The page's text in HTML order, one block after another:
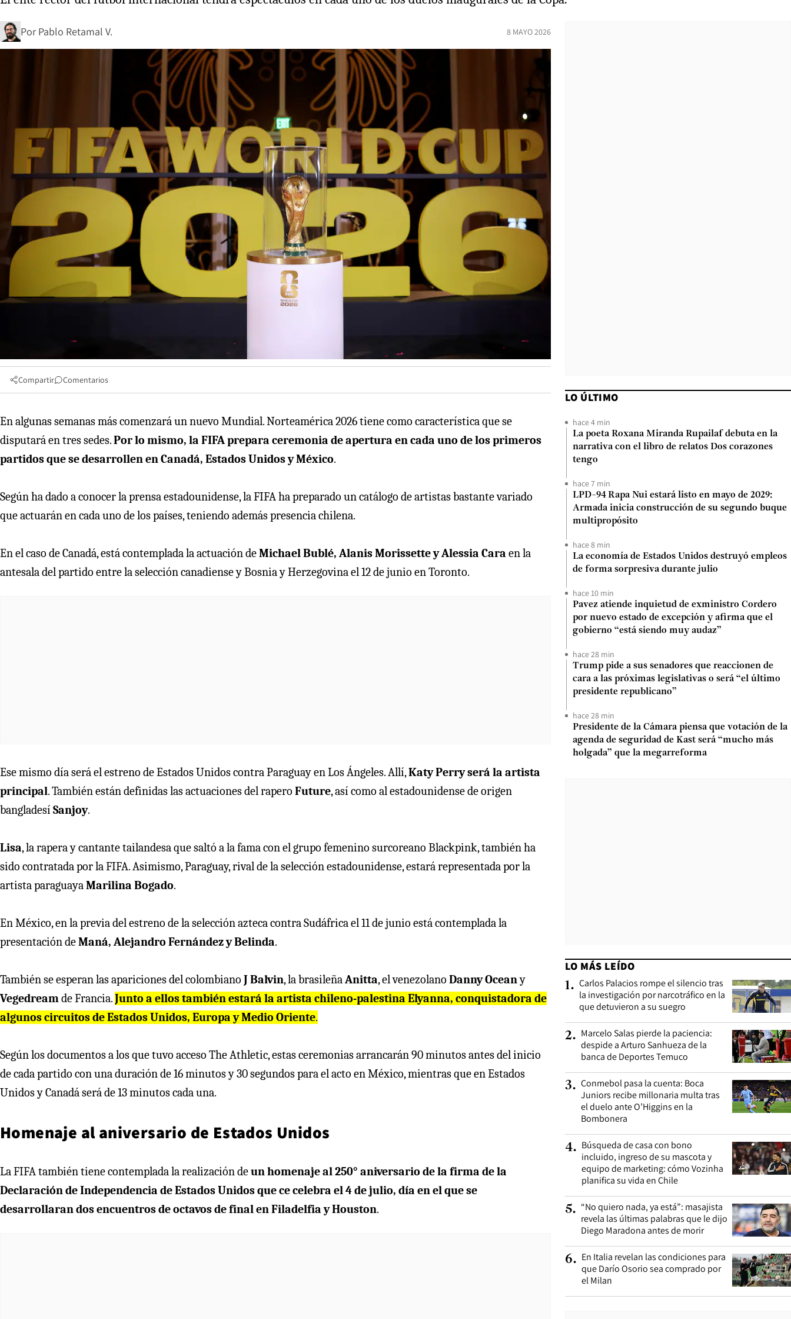
Por Pablo Retamal V. 8 MAYO 2026
Compartir Comentarios
En algunas semanas más comenzará un nuevo Mundial. Norteamérica 2026 tiene como característica que se
disputará en tres sedes.Por lo mismo, la FIFA prepara ceremonia de apertura en cada uno de los primeros
partidos que se desarrollen en Canadá, Estados Unidos y México.
Según ha dado a conocer la prensa estadounidense, la FIFA ha preparado un catálogo de artistas bastante variado
que actuarán en cada uno de los países, teniendo además presencia chilena.
En el caso de Canadá, está contemplada la actuación deMichael Bublé, Alanis Morissette y Alessia Cara en la
antesala del partido entre la selección canadiense y Bosnia y Herzegovina el 12 de junio en Toronto.
Ese mismo día será el estreno de Estados Unidos contra Paraguay en Los Ángeles. Allí,Katy Perry será la artista
principal. También están definidas las actuaciones del rapero Future, así como al estadounidense de origen
bangladesí Sanjoy.
Lisa, la rapera y cantante tailandesa que saltó a la fama con el grupo femenino surcoreano Blackpink, también ha
sido contratada por la FIFA. Asimismo, Paraguay, rival de la selección estadounidense, estará representada por la
artista paraguayaMarilina Bogado.
En México, en la previa del estreno de la selección azteca contra Sudáfrica el 11 de junio está contemplada la
presentación deManá, Alejandro Fernández y Belinda.
También se esperan las apariciones del colombiano J Balvin, la brasileñaAnitta, el venezolano Danny Oceany
Vegedreamde Francia.Junto a ellos también estará la artista chileno-palestina Elyanna, conquistadora de
algunos circuitos de Estados Unidos, Europa y Medio Oriente.
Según los documentos a los que tuvo acceso The Athletic, estas ceremonias arrancarán 90 minutos antes del inicio
de cada partido con una duración de 16 minutos y 30 segundos para el acto en México, mientras que en Estados
Unidos y Canadá será de 13 minutos cada una.
Homenaje al aniversario de Estados Unidos
La FIFA también tiene contemplada la realización deun homenaje al 250° aniversario de la firma de la
Declaración de Independencia de Estados Unidos que ce celebra el 4 de julio, día en el que se
desarrollaran dos encuentros de octavos de final en Filadelfia y Houston.
LO ÚLTIMO
hace 4 min
La poeta Roxana Miranda Rupailaf debuta en la
narrativa con el libro de relatos Dos corazones
tengo
hace 7 min
LPD-94 Rapa Nui estará listo en mayo de 2029:
Armada inicia construcción de su segundo buque
multipropósito
hace 8 min
La economía de Estados Unidos destruyó empleos
de forma sorpresiva durante julio
hace 10 min
Pavez atiende inquietud de exministro Cordero
por nuevo estado de excepción y afirma que el
gobierno “está siendo muy audaz”
hace 28 min
Trump pide a sus senadores que reaccionen de
cara a las próximas legislativas o será “el último
presidente republicano”
hace 28 min
Presidente de la Cámara piensa que votación de la
agenda de seguridad de Kast será “mucho más
holgada” que la megarreforma
LO MÁS LEÍDO
1. Carlos Palacios rompe el silencio tras
la investigación por narcotráfico en la
que detuvieron a su suegro
2. Marcelo Salas pierde la paciencia:
despide a Arturo Sanhueza de la
banca de Deportes Temuco
3. Conmebol pasa la cuenta: Boca
Juniors recibe millonaria multa tras
el duelo ante O’Higgins en la
Bombonera
4. Búsqueda de casa con bono
incluido, ingreso de su mascota y
equipo de marketing: cómo Vozinha
planifica su vida en Chile
5. “No quiero nada, ya está”: masajista
revela las últimas palabras que le dijo
Diego Maradona antes de morir
6. En Italia revelan las condiciones para
que Darío Osorio sea comprado por
el Milan